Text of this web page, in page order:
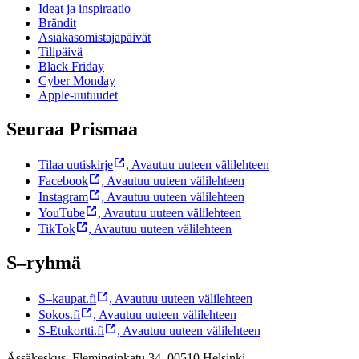
Ideat ja inspiraatio
Brändit
Asiakasomistajapäivät
Tilipäivä
Black Friday
Cyber Monday
Apple-uutuudet
Seuraa Prismaa
Tilaa uutiskirje , Avautuu uuteen välilehteen
Facebook
, Avautuu uuteen välilehteen
Instagram
, Avautuu uuteen välilehteen
YouTube
, Avautuu uuteen välilehteen
TikTok
, Avautuu uuteen välilehteen
S–ryhmä
S–kaupat.fi , Avautuu uuteen välilehteen
Sokos.fi
, Avautuu uuteen välilehteen
S-Etukortti.fi
, Avautuu uuteen välilehteen